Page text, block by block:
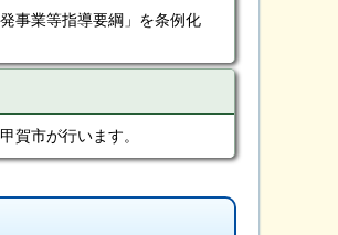
事業等指導要綱」を条例化
賀市が行います。